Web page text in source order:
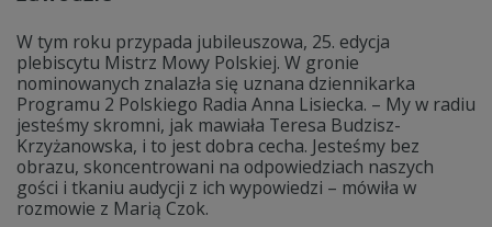
W tym roku przypada jubileuszowa, 25. edycja
plebiscytu Mistrz Mowy Polskiej. W gronie
nominowanych znalazła się uznana dziennikarka
Programu 2 Polskiego Radia Anna Lisiecka. – My w radiu
jesteśmy skromni, jak mawiała Teresa Budzisz-
Krzyżanowska, i to jest dobra cecha. Jesteśmy bez
obrazu, skoncentrowani na odpowiedziach naszych
gości i tkaniu audycji z ich wypowiedzi – mówiła w
rozmowie z Marią Czok.